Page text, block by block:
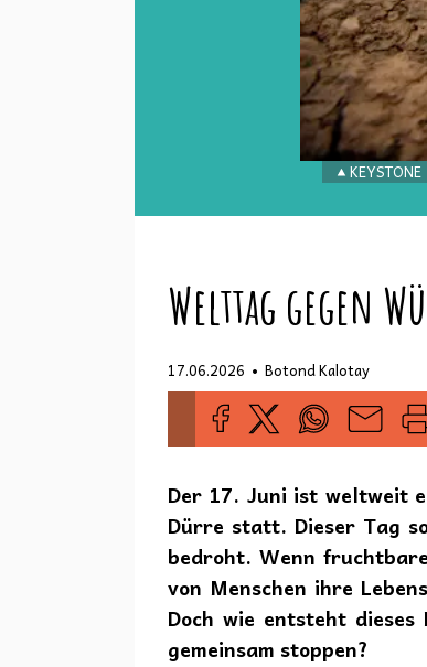
KEYSTONE
Welttag gegen
17.06.2026 • Botond Kalotay
Der 17. Juni ist weltweit
Dürre statt. Dieser Tag
bedroht. Wenn
von Menschen ihre
Doch wie entsteht
gemeinsam stoppen?